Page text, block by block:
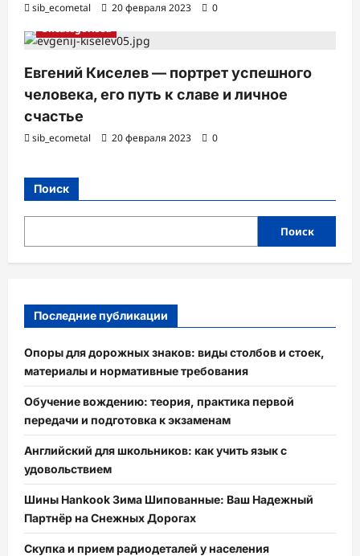
sib_ecometal 20 февраля 2023
0
Uncategorised
Евгений Киселев — портрет успешного
человека, его путь к славе и личное
счастье
sib_ecometal 20 февраля 2023 0
Поиск
Поиск
Последние публикации
Опоры для дорожных знаков: виды столбов и стоек,
материалы и нормативные требования
Обучение вождению: теория, практика первой
передачи и подготовка к экзаменам
Английский для школьников: как учить язык с
удовольствием
Шины Hankook Зима Шипованные: Ваш Надежный
Партнёр на Снежных Дорогах
Скупка и прием радиодеталей у населения